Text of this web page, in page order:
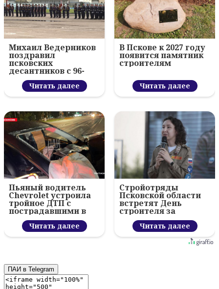
Михаил Ведерников
поздравил
псковских
десантников с 96-
летием ВДВ и
вручил награды
Читать далее
В Пскове к 2027 году
появится памятник
строителям
Читать далее
Пьяный водитель
Chevrolet устроила
тройное ДТП с
пострадавшими в
Пскове
Читать далее
Стройотряды
Псковской области
встретят День
строителя за
работой
Читать далее
ПАИ в Telegram